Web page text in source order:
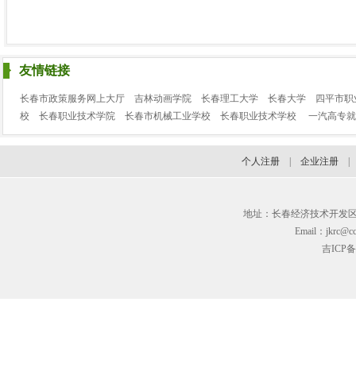
友情链接
长春市政策服务网上大厅 吉林动画学院 长春理工大学 长春大学
四平市
校
长春职业技术学院 长春市机械工业学校 长春职业技术学校 一汽高专
个人注册 企业注册
地址：长春经济技术开发
Email：
吉ICP